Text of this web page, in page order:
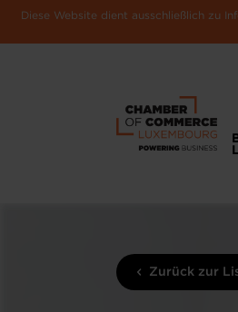
Diese Website dient ausschließlich zu
Zurück zur